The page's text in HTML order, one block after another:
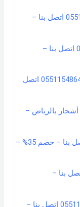
شركة تنظيف فرش بحفر الباطن – 0551154864 اتصل بنا –
شركة جلي بلاط بحفر الباطن – 0551154864 اتصل بنا –
شركة مكافحة النمل الابيض بحفر الباطن – 0551154864 اتصل
بالرياض –
شركة تنظيف كنب بحائل – 0551154864 اتصل بنا – خصم 35% –
سجاد بحائل – 0551154864 اتصل بنا –
دينا نقل عفش بحائل – خصم 35 % – 0551154864 اتصل بنا –